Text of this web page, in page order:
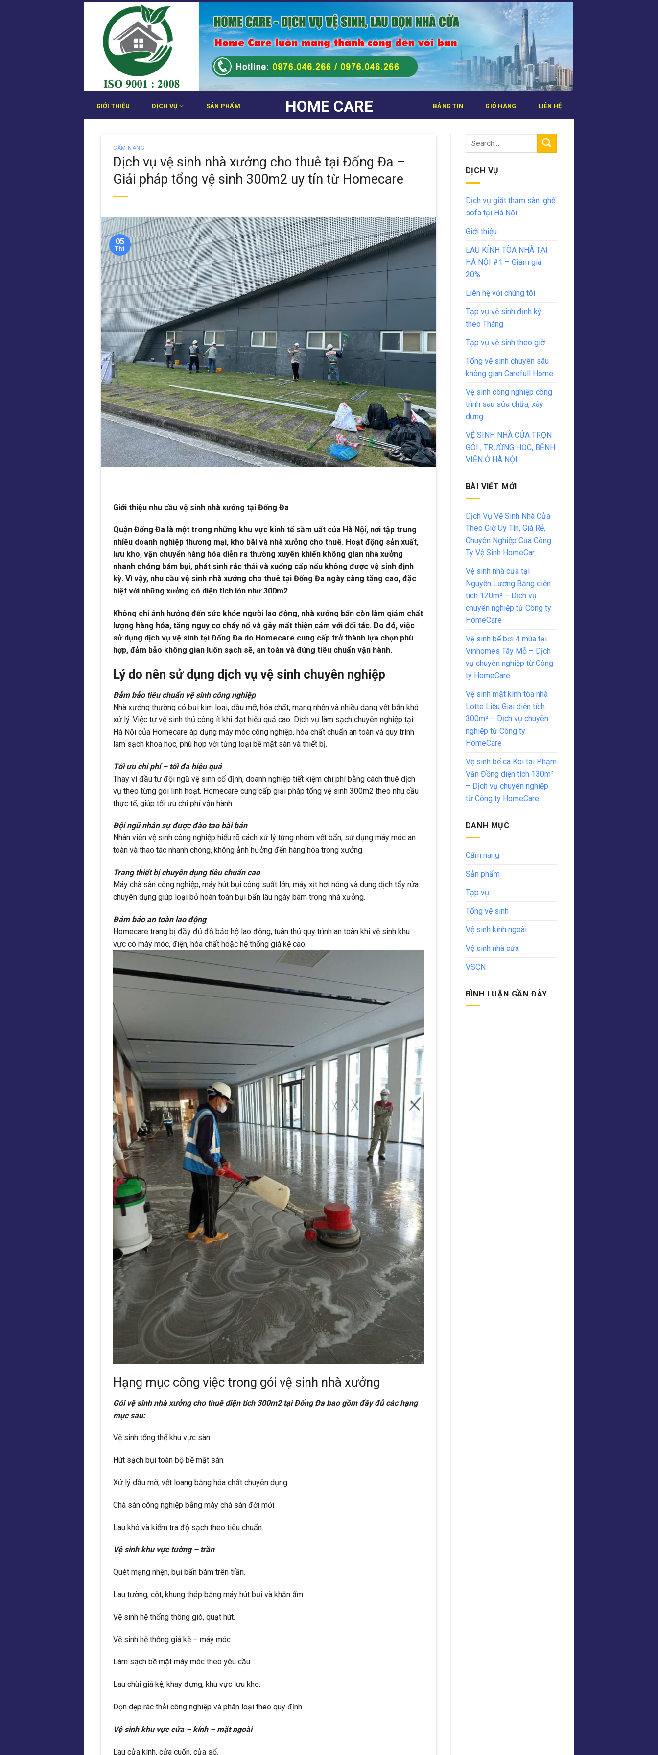
Bỏ
HOME CARE
GIỚI THIỆU DỊCH VỤ SẢN PHẨM BẢNG TIN GIỎ HÀNG LIÊN HỆ
CẨM NANG
Dịch vụ vệ sinh nhà xưởng cho thuê tại Đống Đa –
Giải pháp tổng vệ sinh 300m2 uy tín từ Homecare
05
Th1
Giới thiệu nhu cầu vệ sinh nhà xưởng tại Đống Đa
Quận Đống Đa là một trong những khu vực kinh tế sầm uất của Hà Nội, nơi tập trung
nhiều doanh nghiệp thương mại, kho bãi và nhà xưởng cho thuê. Hoạt động sản xuất,
lưu kho, vận chuyển hàng hóa diễn ra thường xuyên khiến không gian nhà xưởng
nhanh chóng bám bụi, phát sinh rác thải và xuống cấp nếu không được vệ sinh định
kỳ. Vì vậy, nhu cầu vệ sinh nhà xưởng cho thuê tại Đống Đa ngày càng tăng cao, đặc
biệt với những xưởng có diện tích lớn như 300m2.
Không chỉ ảnh hưởng đến sức khỏe người lao động, nhà xưởng bẩn còn làm giảm chất
lượng hàng hóa, tăng nguy cơ cháy nổ và gây mất thiện cảm với đối tác. Do đó, việc
sử dụng dịch vụ vệ sinh tại Đống Đa do Homecare cung cấp trở thành lựa chọn phù
hợp, đảm bảo không gian luôn sạch sẽ, an toàn và đúng tiêu chuẩn vận hành.
Lý do nên sử dụng dịch vụ vệ sinh chuyên nghiệp
Đảm bảo tiêu chuẩn vệ sinh công nghiệp
Nhà xưởng thường có bụi kim loại, dầu mỡ, hóa chất, mạng nhện và nhiều dạng vết bẩn khó
xử lý. Việc tự vệ sinh thủ công ít khi đạt hiệu quả cao. Dịch vụ làm sạch chuyên nghiệp tại
Hà Nội của Homecare áp dụng máy móc công nghiệp, hóa chất chuẩn an toàn và quy trình
làm sạch khoa học, phù hợp với từng loại bề mặt sàn và thiết bị.
Tối ưu chi phí – tối đa hiệu quả
Thay vì đầu tư đội ngũ vệ sinh cố định, doanh nghiệp tiết kiệm chi phí bằng cách thuê dịch
vụ theo từng gói linh hoạt. Homecare cung cấp giải pháp tổng vệ sinh 300m2 theo nhu cầu
thực tế, giúp tối ưu chi phí vận hành.
Đội ngũ nhân sự được đào tạo bài bản
Nhân viên vệ sinh công nghiệp hiểu rõ cách xử lý từng nhóm vết bẩn, sử dụng máy móc an
toàn và thao tác nhanh chóng, không ảnh hưởng đến hàng hóa trong xưởng.
Trang thiết bị chuyên dụng tiêu chuẩn cao
Máy chà sàn công nghiệp, máy hút bụi công suất lớn, máy xịt hơi nóng và dung dịch tẩy rửa
chuyên dụng giúp loại bỏ hoàn toàn bụi bẩn lâu ngày bám trong nhà xưởng.
Đảm bảo an toàn lao động
Homecare trang bị đầy đủ đồ bảo hộ lao động, tuân thủ quy trình an toàn khi vệ sinh khu
vực có máy móc, điện, hóa chất hoặc hệ thống giá kệ cao.
Hạng mục công việc trong gói vệ sinh nhà xưởng
Gói vệ sinh nhà xưởng cho thuê diện tích 300m2 tại Đống Đa bao gồm đầy đủ các hạng
mục sau:
Vệ sinh tổng thể khu vực sàn
Hút sạch bụi toàn bộ bề mặt sàn.
Xử lý dầu mỡ, vết loang bằng hóa chất chuyên dụng.
Chà sàn công nghiệp bằng máy chà sàn đời mới.
Lau khô và kiểm tra độ sạch theo tiêu chuẩn.
Vệ sinh khu vực tường – trần
Quét mạng nhện, bụi bẩn bám trên trần.
Lau tường, cột, khung thép bằng máy hút bụi và khăn ẩm.
Vệ sinh hệ thống thông gió, quạt hút.
Vệ sinh hệ thống giá kệ – máy móc
Làm sạch bề mặt máy móc theo yêu cầu.
Lau chùi giá kệ, khay đựng, khu vực lưu kho.
Dọn dẹp rác thải công nghiệp và phân loại theo quy định.
Vệ sinh khu vực cửa – kính – mặt ngoài
Lau cửa kính, cửa cuốn, cửa sổ.
DỊCH VỤ
Dịch vụ giặt thảm sàn, ghế
sofa tại Hà Nội
Giới thiệu
LAU KÍNH TÒA NHÀ TẠI
HÀ NỘI #1 – Giảm giá
20%
Liên hệ với chúng tôi
Tạp vụ vệ sinh định kỳ
theo Tháng
Tạp vụ vệ sinh theo giờ
Tổng vệ sinh chuyên sâu
không gian Carefull Home
Vệ sinh công nghiệp công
trình sau sửa chữa, xây
dựng
VỆ SINH NHÀ CỬA TRỌN
GÓI , TRƯỜNG HỌC, BỆNH
VIỆN Ở HÀ NỘI
BÀI VIẾT MỚI
Dịch Vụ Vệ Sinh Nhà Cửa
Theo Giờ Uy Tín, Giá Rẻ,
Chuyên Nghiệp Của Công
Ty Vệ Sinh HomeCar
Vệ sinh nhà cửa tại
Nguyễn Lương Bằng diện
tích 120m² – Dịch vụ
chuyên nghiệp từ Công ty
HomeCare
Vệ sinh bể bơi 4 mùa tại
Vinhomes Tây Mỗ – Dịch
vụ chuyên nghiệp từ Công
ty HomeCare
Vệ sinh mặt kính tòa nhà
Lotte Liễu Giai diện tích
300m² – Dịch vụ chuyên
nghiệp từ Công ty
HomeCare
Vệ sinh bể cá Koi tại Phạm
Văn Đồng diện tích 130m²
– Dịch vụ chuyên nghiệp
từ Công ty HomeCare
DANH MỤC
Cẩm nang
Sản phẩm
Tạp vụ
Tổng vệ sinh
Vệ sinh kính ngoài
Vệ sinh nhà cửa
VSCN
BÌNH LUẬN GẦN ĐÂY